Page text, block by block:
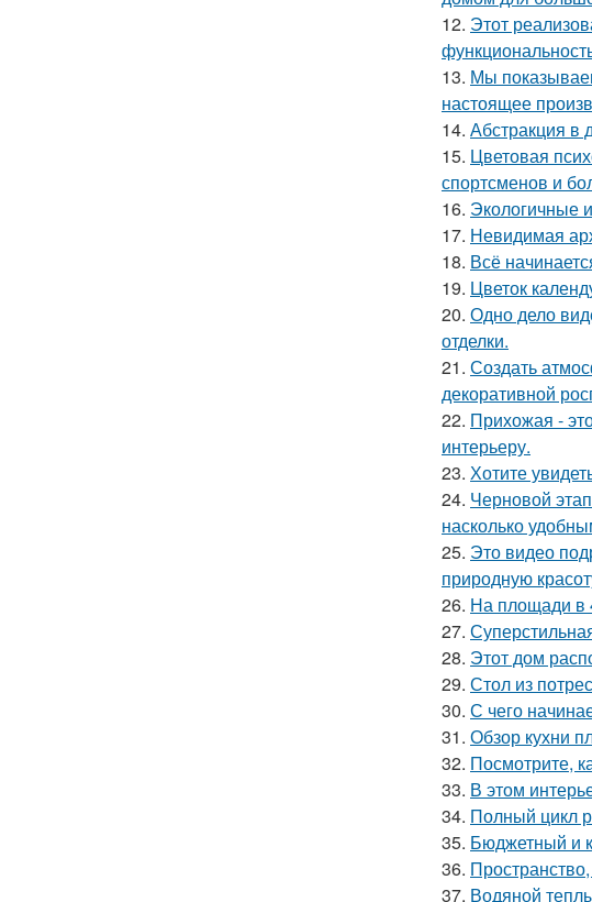
12. Этот
13. Мы
настоящее
14. Абстракция в
15. Цветовая
спортсменов и
16. Экологичные
17. Невидимая
18. Всё
19. Цветок
20. Одно дело
отделки.
21. Создать
декоративной
22. Прихожая -
интерьеру.
23. Хотите
24. Черновой
насколько
25. Это видео
природную
26. На площади в
27.
28. Этот дом
29. Стол из
30. С чего
31. Обзор кухни
32. Посмотрите,
33. В этом
34. Полный цикл
35. Бюджетный и
36.
37. Водяной